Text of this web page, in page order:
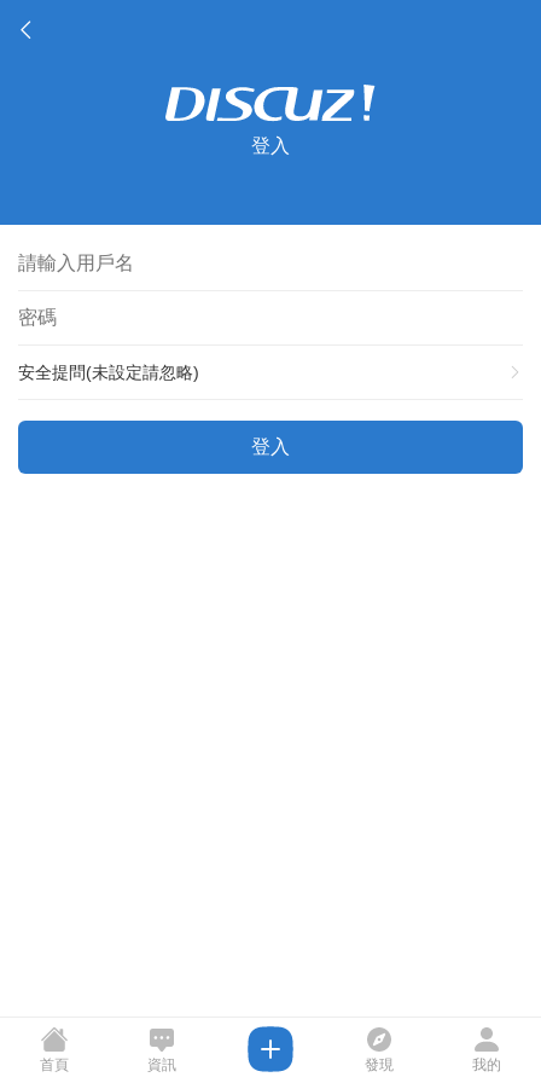
登入
安全提問(未設定請忽略)
登入
首頁 資訊 發現 我的